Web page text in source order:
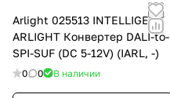
Arlight 025513 INTELLIGENT
ARLIGHT Конвертер DALI-to-
SPI-SUF (DC 5-12V) (IARL, -)
0 0 В наличии